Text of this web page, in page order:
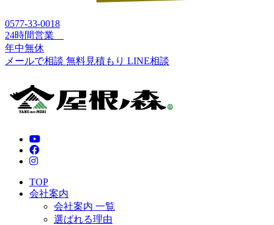
0577-33-0018
24時間営業
年中無休
メールで相談 無料見積もり LINE相談
TOP
会社案内
会社案内 一覧
選ばれる理由